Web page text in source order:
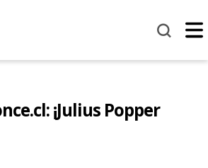
¡Julius Popper